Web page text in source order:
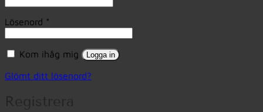
Lösenord *
Kom ihåg mig Logga in
Glömt ditt lösenord?